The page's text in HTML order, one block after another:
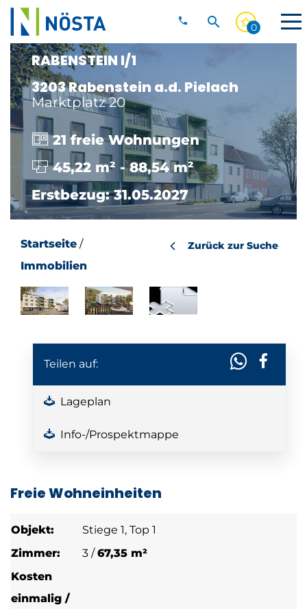
Direkt zum Inhalt
Wirtschaftseinheit
Anrufen
02742/204-
0
Suche einblenden
0
RABENSTEIN I/1
3203 Rabenstein a.d. Pielach
Marktplatz 20
21 freie Wohnungen
45,22 m² - 88,54 m²
Erstbezug: 31.05.2027
Startseite /
Immobilien
Zurück zur Suche
Teilen auf:
Lageplan
Info-/Prospektmappe
Freie Wohneinheiten
Stiege 1, Top 1
3 /67,35 m²